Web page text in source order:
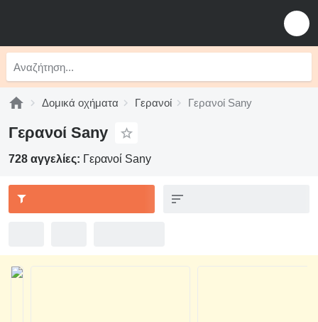
Δομικά οχήματα Γερανοί Γερανοί Sany
Γερανοί Sany
728 αγγελίες: Γερανοί Sany